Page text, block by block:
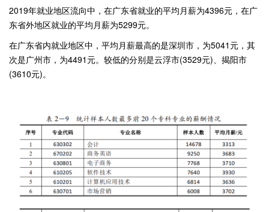
2019年就业地区流向中，在广东省就业的平均月薪为4396元，在广
东省外地区就业的平均月薪为5299元。
在广东省内就业地区中，平均月薪最高的是深圳市，为5041元，其
次是广州市，为4491元。较低的分别是云浮市(3529元)、揭阳市
(3610元)。